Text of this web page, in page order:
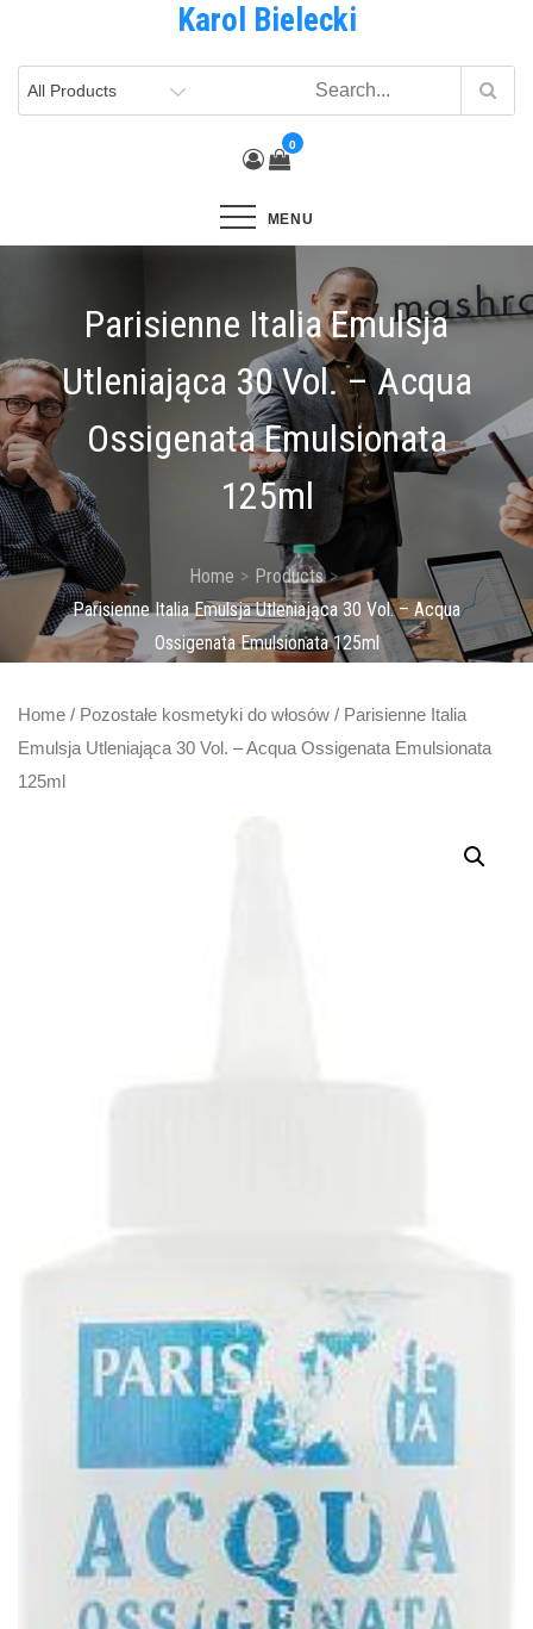
content
Karol Bielecki
0
MENU
Parisienne Italia Emulsja
Utleniająca 30 Vol. – Acqua
Ossigenata Emulsionata
125ml
Home
Products
Parisienne Italia Emulsja Utleniająca 30 Vol. – Acqua
Ossigenata Emulsionata 125ml
Home / Pozostałe kosmetyki do włosów / Parisienne Italia
Emulsja Utleniająca 30 Vol. – Acqua Ossigenata Emulsionata
125ml